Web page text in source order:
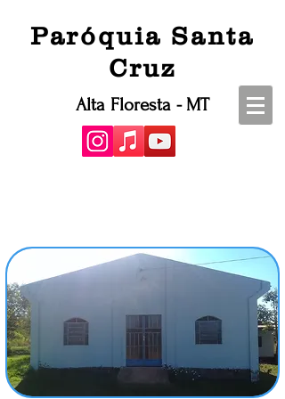
Paróquia Santa
Cruz
Alta Floresta - MT